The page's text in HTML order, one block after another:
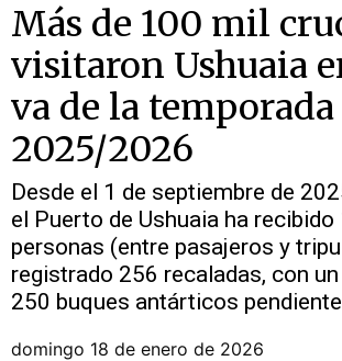
Más de 100 mil
visitaron Ushuaia
va de la temporada
2025/2026
Desde el 1 de septiembre de
el Puerto de Ushuaia ha
personas (entre pasajeros y
registrado 256 recaladas, con
250 buques antárticos
domingo 18 de enero de 2026